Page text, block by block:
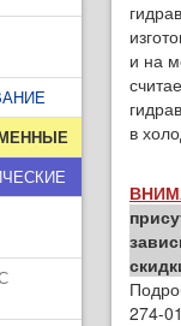
и на
в
274-